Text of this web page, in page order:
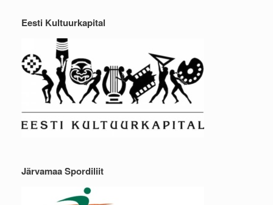
Eesti Kultuurkapital
Järvamaa Spordiliit